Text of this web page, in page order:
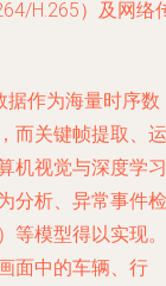
H.265）及网络
据作为海量时序数
而关键帧提取、运
机视觉与深度学习
分析、异常事件检
等模型得以实现。
面中的车辆、行